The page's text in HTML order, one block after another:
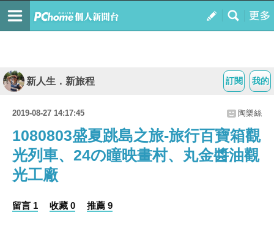
我的
訂閱
新人生．新旅程
2019-08-27 14:17:45 陶樂絲
1080803盛夏跳島之旅-旅行百寶箱觀
光列車、24の瞳映畫村、丸金醬油觀
光工廠
留言 1 收藏 0 推薦 9